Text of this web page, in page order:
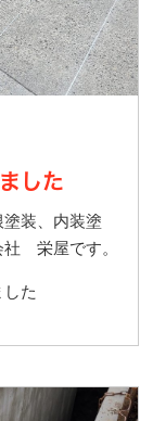
した
装、内装塗
社 栄屋です。
た